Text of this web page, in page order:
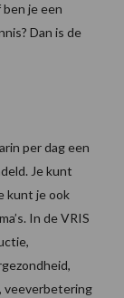
je een
Dan is de
per dag een
Je kunt
kunt je ook
In de VRIS
veeverbetering